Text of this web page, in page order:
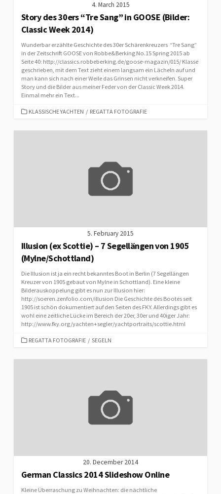
4. March 2015
Story des 30ers “Tre Sang” in GOOSE (Bilder:
Classic Week 2014)
Wunderbar erzählte Geschichte des 30er Schärenkreuzers “Tre Sang”
in der Zeitschrift GOOSE von Robbe&Berking No.15 Spring 2015 ab
Seite 40: http://classics.robbeberking.de/goose-magazin/015/ Klasse
geschrieben, mit dem Text zieht einem langsam ein Lächeln auf und
man kann sich nach einer Weile das Grinsen nicht verkneifen. Super
Story und die Bilder aus meiner Feder von der Classic Week 2014.
Einmal mehr ein Text...
CATEGORIES
KLASSISCHE YACHTEN / REGATTA FOTOGRAFIE
5. February 2015
Illusion (ex Scottie) – 7 Segellängen von 1905
(Mylne/Schottland)
Die Illusion ist ja ein recht bekanntes Boot in Berlin (7 Segellängen
Kreuzer von 1905 gebaut von Mylne in Schottland). Eine kleine
Bilderauskoppelung gibt es nun zur Illusion hier:
http://soeren.zenfolio.com/illusion Die Geschichte des Bootes seit
1905 ist schön dokumentiert auf den Seiten des FKY. Allerdings gibt es
wohl eine zeitliche Lücke im Bereich der 20er, 30er und 40iger Jahr:
http://www.fky.org/yachten+segler/yachtportraits/scottie.html
CATEGORIES
REGATTA FOTOGRAFIE / SEGELN
20. December 2014
German Classics 2014 Slideshow Online
Kleine Überraschung zu Weihnachten: die nächtliche